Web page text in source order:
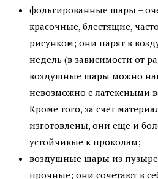
фольгированные шары –
красочные, блестящие,
рисунком; они парят в
недель (в зависимости от
воздушные шары можно
невозможно с
Кроме того, за счет
изготовлены, они еще и
устойчивые к проколам;
воздушные шары из
прочные; они сочетают в